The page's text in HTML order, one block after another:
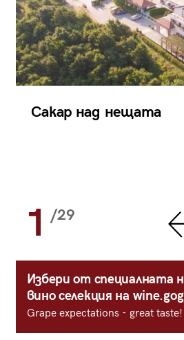
Сакар над нещата
1 /29
Избери от специалната
вино селекция на
Grape expectations - great taste!